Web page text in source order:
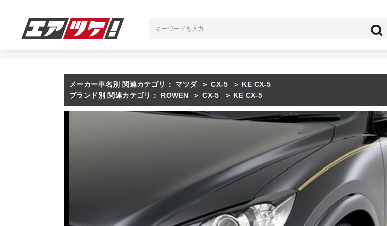
メーカー車名別 関連カテゴリ： マツダ ＞ CX-5 ＞ KE CX-5
ブランド別 関連カテゴリ：
ROWEN ＞ CX-5 ＞ KE CX-5